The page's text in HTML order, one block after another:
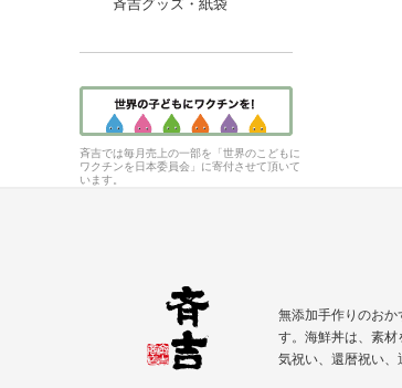
斉吉では毎月売上の一部を「世界のこどもに
ワクチンを日本委員会」に寄付させて頂いて
います。
無添加手作りのお
す。海鮮丼は、素材
気祝い、 還暦祝い